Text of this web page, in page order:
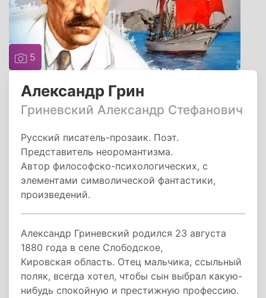
5
Александр Грин
Гриневский Александр Стефанович
Русский писатель-прозаик. Поэт.
Представитель неоромантизма.
Автор философско-психологических, с
элементами символической фантастики,
произведений.
Александр Гриневский родился 23 августа
1880 года в селе Слободское,
Кировская область. Отец мальчика, ссыльный
поляк, всегда хотел, чтобы сын выбрал какую-
нибудь спокойную и престижную профессию.